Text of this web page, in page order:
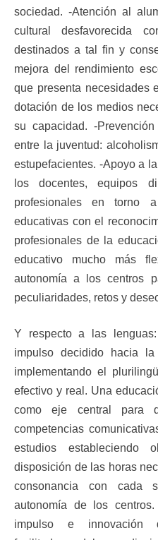
sociedad. -Atención al
cultural desfavorecida
destinados a tal fin y
mejora del rendimiento
que presenta necesidades
dotación de los medios
su capacidad. -
entre la juventud:
estupefacientes. -Apoyo a
los docentes, equipos
profesionales en torno
educativas con el
profesionales de la
educativo mucho más
autonomía a los centros
peculiaridades, retos y
Y respecto a las
impulso decidido hacia
implementando el
efectivo y real. Una
como eje central para
competencias
estudios estableciendo
disposición de las horas
consonancia con cada
autonomía de los
impulso e innovación